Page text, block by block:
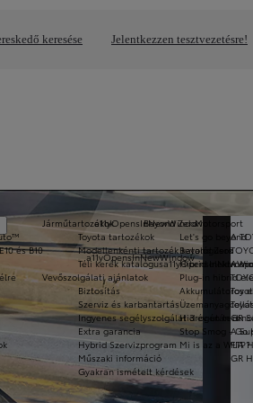
keresése Jelentkezzen tesztvezetésre!
a11yOpensInNewWindow
Járműtartozékok
Toyota tartozékok
Modellenkénti tartozék katalógusok
Téli kerék katalógus
Vevőszolgálati ajánlatok
Biztosítás
Szerviz és karbantartás
Ingyenes segélyszolgálat 3 év után is
Extra garancia
Hybrid Szervizprogram
Műszaki információ
Gyakran ismételt kérdések
Beyond Zero
Let's go beyond
Beyond Zero
Hibrid
Plug-in hibrid
Akkumulátoros
Hidrogén
Stop Smog - Go
Mi is az a WLTP?
és B10
a11yOpensInNewWindow
Motorsport
A
A
GR
A
FIA
GR